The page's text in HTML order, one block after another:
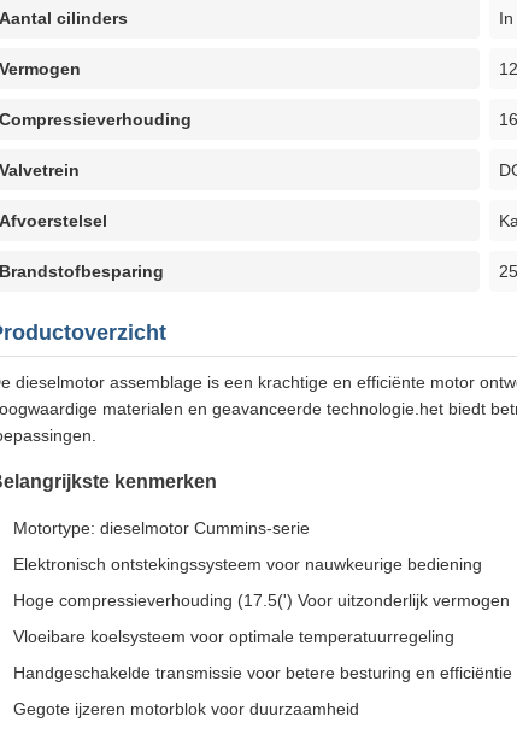
Aantal cilinders
Vermogen
Compressieverhouding
Valvetrein
Afvoerstelsel
Brandstofbesparing
dieselmotor assemblage is een krachtige en efficiënte motor
materialen en geavanceerde technologie.het biedt
kenmerken
Motortype: dieselmotor Cummins-serie
Elektronisch ontstekingssysteem voor nauwkeurige bediening
Hoge compressieverhouding (17.5(') Voor uitzonderlijk vermogen
Vloeibare koelsysteem voor optimale temperatuurregeling
Handgeschakelde transmissie voor betere besturing en efficiëntie
Gegote ijzeren motorblok voor duurzaamheid